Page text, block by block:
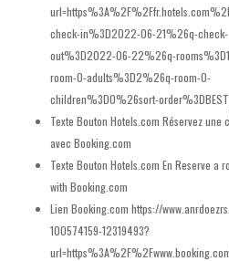
check-in%3D2022-06-21%26q-check-
out%3D2022-06-22%26q-
room-0-adults%3D2%26q-room-0-
children%3D0%26sort-
Texte Bouton Hotels.com Réservez une
avec Booking.com
Texte Bouton Hotels.com En Reserve a
with Booking.com
Lien Booking.com https://
100574159-12319493?